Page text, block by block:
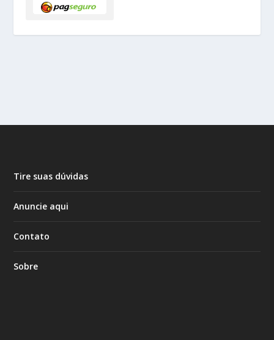
Tire suas dúvidas
Anuncie aqui
Contato
Sobre